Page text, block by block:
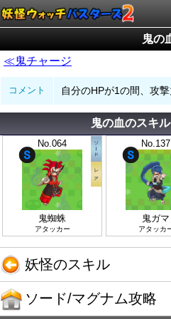
鬼の
≪鬼チャージ
コメント 自分のHPが1の間、攻撃
鬼の血のスキ
No.064
鬼蜘蛛
アタッカー
No.137
鬼ガマ
アタッカ
妖怪のスキル
ソード/マグナム攻略